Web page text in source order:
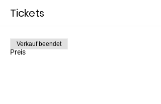
Tickets
Preis
Verkauf beendet